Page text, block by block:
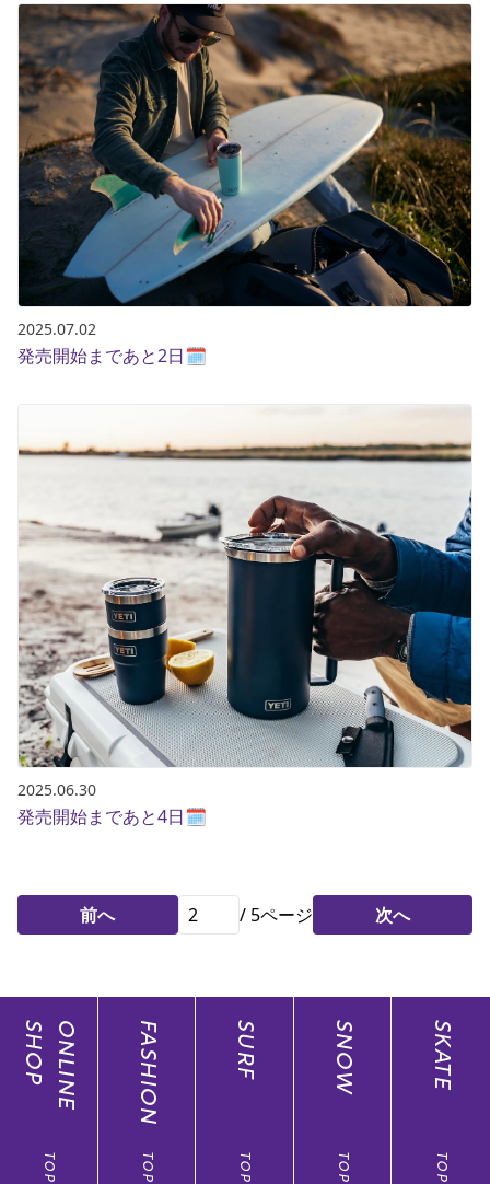
2025.07.02
発売開始まであと2日🗓️
2025.06.30
発売開始まであと4日🗓️
前へ / 5ページ 次へ
ONLINE
SHOP
TOP
FASHION
TOP
SURF
TOP
SNOW
TOP
SKATE
TOP